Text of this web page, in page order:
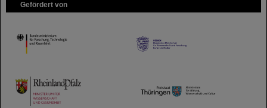
Gefördert von
HMWK
TMWWDG